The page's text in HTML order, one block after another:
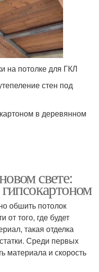
на потолке для ГКЛ
стен под
в деревянном
свете:
обшить потолок
от того, где будет
такая отделка
Среди первых
материала и скорость